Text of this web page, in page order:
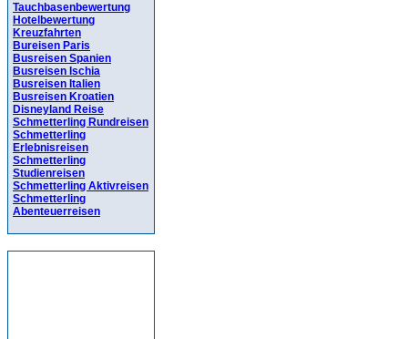
Tauchbasenbewertung
Hotelbewertung
Kreuzfahrten
Bureisen Paris
Busreisen Spanien
Busreisen Ischia
Busreisen Italien
Busreisen Kroatien
Disneyland Reise
Schmetterling Rundreisen
Schmetterling
Erlebnisreisen
Schmetterling
Studienreisen
Schmetterling Aktivreisen
Schmetterling
Abenteuerreisen